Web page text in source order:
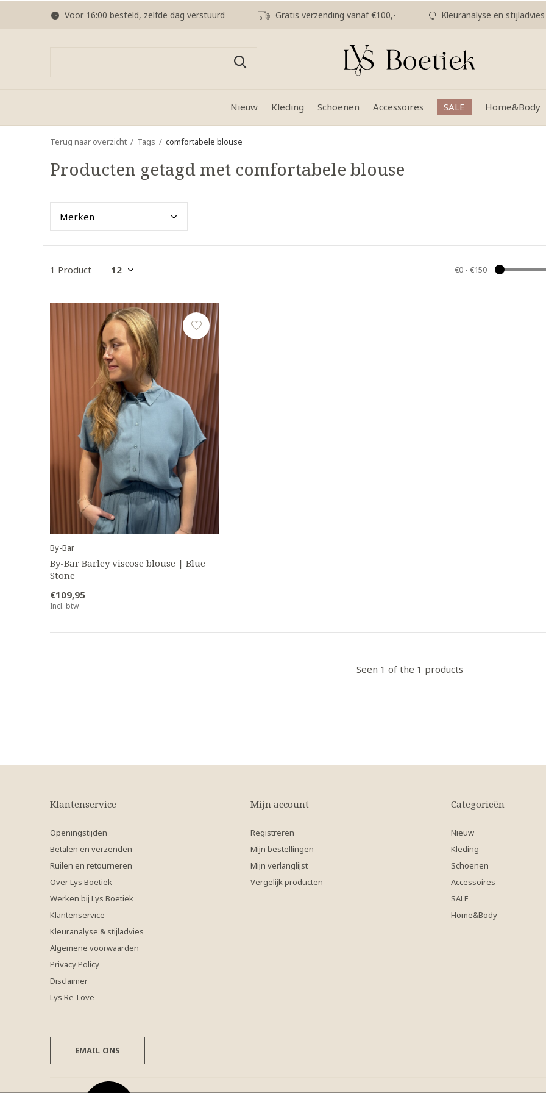
Nieuw Kleding Schoenen Accessoires SALE Home&Body
Voor 16:00 besteld, zelfde dag verstuurd Gratis verzending vanaf €100,- Kleuranalyse en stijladvies
Terug naar overzicht Tags comfortabele blouse
Producten getagd met comfortabele blouse
Merken
1 Product €0- €150
By-Bar
By-Bar Barley viscose blouse | Blue
Stone
€109,95
Incl. btw
Seen 1 of the 1 products
Klantenservice
Openingstijden
Betalen en verzenden
Ruilen en retourneren
Over Lys Boetiek
Werken bij Lys Boetiek
Klantenservice
Kleuranalyse & stijladvies
Algemene voorwaarden
Privacy Policy
Disclaimer
Lys Re-Love
Mijn account
Registreren
Mijn bestellingen
Mijn verlanglijst
Vergelijk producten
Categorieën
Nieuw
Kleding
Schoenen
Accessoires
SALE
Home&Body
EMAIL ONS